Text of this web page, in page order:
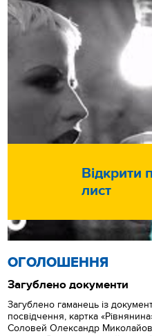
Відкрити
лист
ОГОЛОШЕННЯ
Загублено документи
Загублено гаманець із
посвідчення, картка
Соловей Олександр